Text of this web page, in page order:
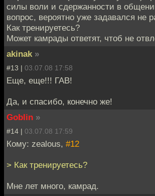
силы воли и сдержанности в
вопрос, вероятно уже задавался не
Как тренируетесь?
Может камрады ответят, чтоб не
akinak »
#13 | 03.07.08 17:58
Еще, еще!!! ГАВ!
Да, и спасибо, конечно же!
Goblin »
#14 | 03.07.08 17:59
Кому: zealous, #12
> Как тренируетесь?
Мне лет много, камрад.